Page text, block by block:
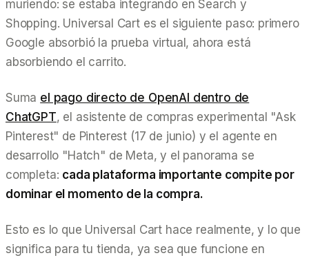
muriendo: se estaba integrando en Search y
Shopping. Universal Cart es el siguiente paso: primero
Google absorbió la prueba virtual, ahora está
absorbiendo el carrito.
Suma el pago directo de OpenAI dentro de
ChatGPT, el asistente de compras experimental "Ask
Pinterest" de Pinterest (17 de junio) y el agente en
desarrollo "Hatch" de Meta, y el panorama se
completa: cada plataforma importante compite por
dominar el momento de la compra.
Esto es lo que Universal Cart hace realmente, y lo que
significa para tu tienda, ya sea que funcione en